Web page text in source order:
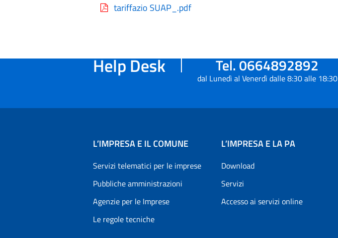
tariffazio SUAP_.pdf
Help Desk Tel. 0664892892
dal Lunedì al Venerdì dalle 8:30 alle 18:30
L’IMPRESA E IL COMUNE
Servizi telematici per le imprese
Pubbliche amministrazioni
Agenzie per le Imprese
Le regole tecniche
L’IMPRESA E LA PA
Download
Servizi
Accesso ai servizi online